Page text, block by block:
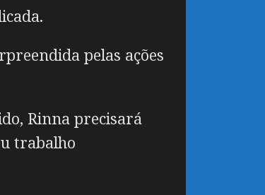
pelas ações
Rinna precisará
trabalho